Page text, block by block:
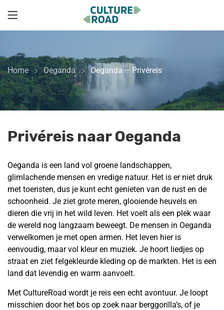
Home Oeganda Oeganda – Privéreis
Privéreis naar Oeganda
Oeganda is een land vol groene landschappen,
glimlachende mensen en vredige natuur. Het is er niet druk
met toeristen, dus je kunt echt genieten van de rust en de
schoonheid. Je ziet grote meren, glooiende heuvels en
dieren die vrij in het wild leven. Het voelt als een plek waar
de wereld nog langzaam beweegt. De mensen in Oeganda
verwelkomen je met open armen. Het leven hier is
eenvoudig, maar vol kleur en muziek. Je hoort liedjes op
straat en ziet felgekleurde kleding op de markten. Het is een
land dat levendig en warm aanvoelt.
Met CultureRoad wordt je reis een echt avontuur. Je loopt
misschien door het bos op zoek naar berggorilla’s, of je